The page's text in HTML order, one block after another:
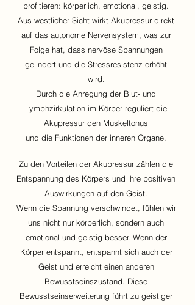
profitieren: körperlich, emotional, geistig.
Aus westlicher Sicht wirkt Akupressur direkt
auf das autonome Nervensystem, was zur
Folge hat, dass nervöse Spannungen
gelindert und die Stressresistenz erhöht
wird.
Durch die Anregung der Blut- und
Lymphzirkulation im Körper reguliert die
Akupressur den Muskeltonus
und die Funktionen der inneren Organe.
Zu den Vorteilen der Akupressur zählen die
Entspannung des Körpers und ihre positiven
Auswirkungen auf den Geist.
Wenn die Spannung verschwindet, fühlen wir
uns nicht nur körperlich, sondern auch
emotional und geistig besser. Wenn der
Körper entspannt, entspannt sich auch der
Geist und erreicht einen anderen
Bewusstseinszustand. Diese
Bewusstseinserweiterung führt zu geistiger